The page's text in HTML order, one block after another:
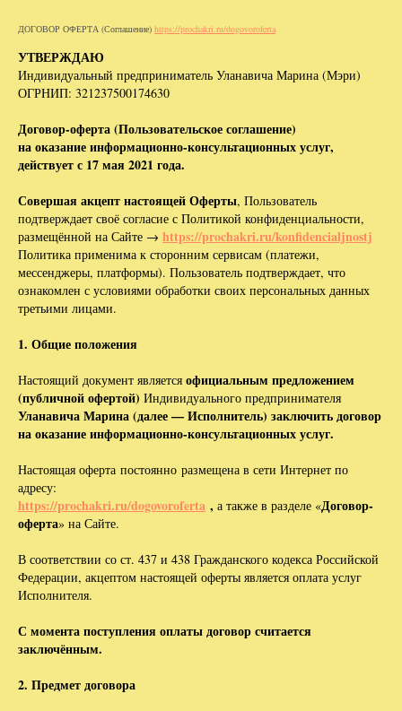
ДОГОВОР ОФЕРТА (Соглашение) https://prochakri.ru/dogovoroferta
УТВЕРЖДАЮ
Индивидуальный предприниматель Уланавича Марина (Мэри)
ОГРНИП: 321237500174630
Договор-оферта (Пользовательское соглашение)
на оказание информационно-консультационных услуг,
действует с 17 мая 2021 года.
Совершая акцепт настоящей Оферты, Пользователь
подтверждает своё согласие с Политикой конфиденциальности,
размещённой на Сайте → https://prochakri.ru/konfidencialjnostj
Политика применима к сторонним сервисам (платежи,
мессенджеры, платформы). Пользователь подтверждает, что
ознакомлен с условиями обработки своих персональных данных
третьими лицами.
1. Общие положения
Настоящий документ является официальным предложением
(публичной офертой) Индивидуального предпринимателя
Уланавича Марина (далее — Исполнитель) заключить договор
на оказание информационно-консультационных услуг.
Настоящая оферта постоянно размещена в сети Интернет по
адресу:
https://prochakri.ru/dogovoroferta , а также в разделе «Договор-
оферта» на Сайте.
В соответствии со ст. 437 и 438 Гражданского кодекса Российской
Федерации, акцептом настоящей оферты является оплата услуг
Исполнителя.
С момента поступления оплаты договор считается
заключённым.
2. Предмет договора